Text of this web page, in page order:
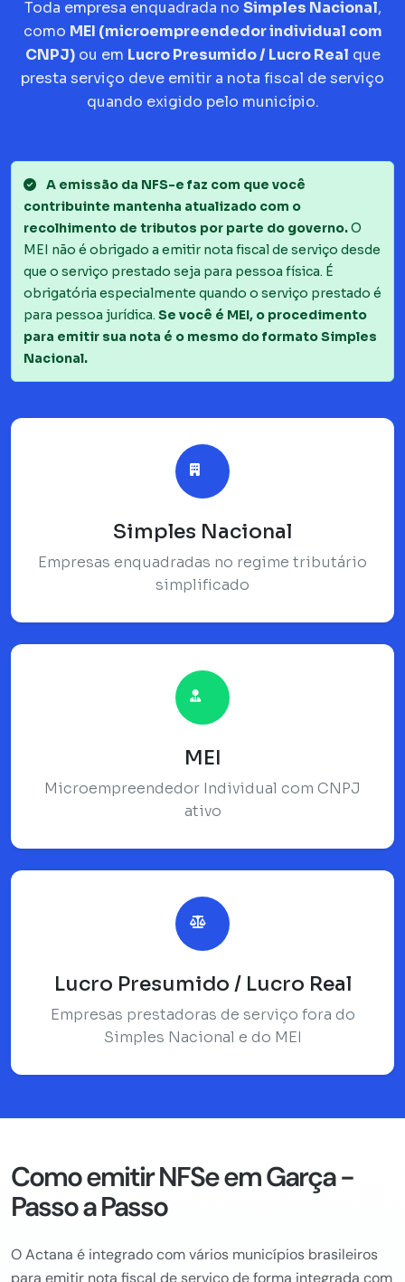
Toda empresa enquadrada no Simples Nacional,
como MEI (microempreendedor individual com
CNPJ)ou em Lucro Presumido / Lucro Real que
presta serviço deve emitir a nota fiscal de serviço
quando exigido pelo município.
A emissão da NFS-e faz com que você
contribuinte mantenha atualizado com o
recolhimento de tributos por parte do governo.O
MEI não é obrigado a emitir nota fiscal de serviço desde
que o serviço prestado seja para pessoa física. É
obrigatória especialmente quando o serviço prestado é
para pessoa jurídica. Se você é MEI, o procedimento
para emitir sua nota é o mesmo do formato Simples
Nacional.
Simples Nacional
Empresas enquadradas no regime tributário
simplificado
MEI
Microempreendedor Individual com CNPJ
ativo
Lucro Presumido / Lucro Real
Empresas prestadoras de serviço fora do
Simples Nacional e do MEI
Como emitir NFSe em Garça -
Passo a Passo
O Actana é integrado com vários municípios brasileiros
para emitir nota fiscal de serviço de forma integrada com